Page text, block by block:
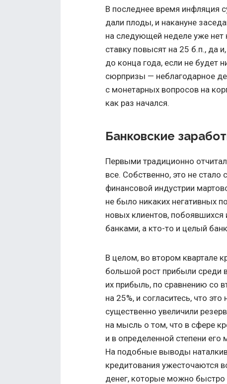
В последнее время инфляция
дали плоды, и накануне
на следующей неделе уже нет
ставку повысят на 25 б.п., да
до конца года, если не будет
сюрпризы — неблагодарное
с монетарных вопросов на
как раз начался.
Банковские
Первыми традиционно
все. Собственно, это не
финансовой индустрии
не было никаких негативных
новых клиентов,
банками, а кто-то и целый
В целом, во втором квартале
большой рост прибыли среди
их прибыль, по сравнению со
на 25%, и согласитесь, что
существенно увеличили
на мысль о том, что в сфере
и в определенной степени
На подобные выводы
кредитования ужесточаются
денег, которые можно быстро